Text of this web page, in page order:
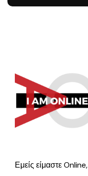
Εμείς είμαστε